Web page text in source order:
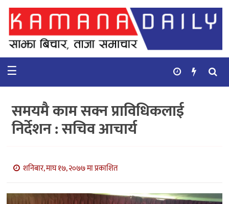
गृहपृष्ठ
समाचार
कुटनिती
कुराकानी
बाणिज्य
भिडियो
☰
समयमै काम सक्न प्राविधिकलाई
निर्देशन : सचिव आचार्य
शनिबार, माघ १७, २०७७ मा प्रकाशित